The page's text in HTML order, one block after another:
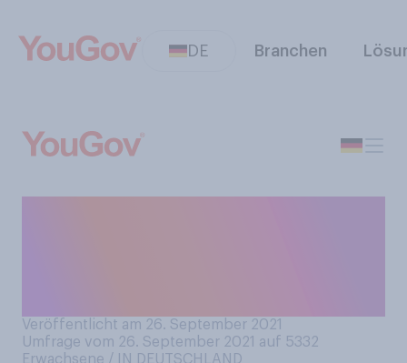
DE Branchen
Veröffentlicht am 26. September 2021
Umfrage vom 26. September 2021 auf 5332
Erwachsene / IN DEUTSCHLAND